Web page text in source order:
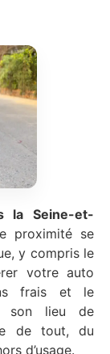
la Seine-et-
proximité se
y compris le
votre auto
frais et le
son lieu de
de tout, du
d’usage.